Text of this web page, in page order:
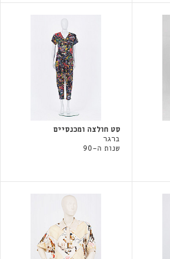
סט חולצה ומכנסיים
ברגר
שנות ה-90